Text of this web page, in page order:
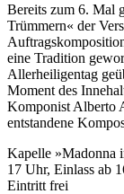
Bereits zum 6. Mal
Trümmern« der
eine Tradition
Allerheiligentag
Moment des
Komponist Alberto
entstandene
Kapelle »Madonna
17 Uhr, Einlass ab
Eintritt frei